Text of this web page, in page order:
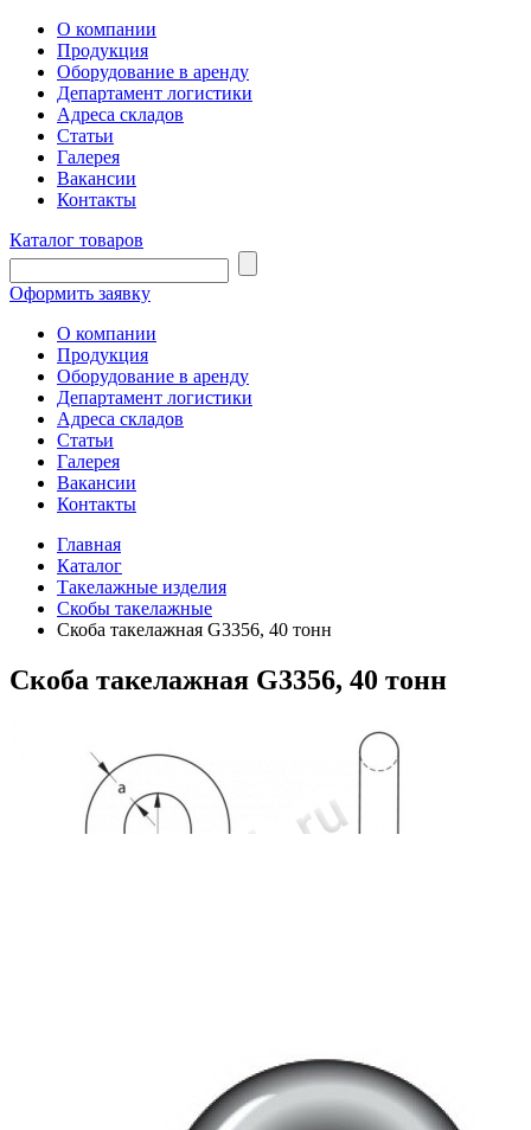
О компании
Продукция
Оборудование в аренду
Департамент логистики
Адреса складов
Статьи
Галерея
Вакансии
Контакты
Каталог товаров
Оформить заявку
О компании
Продукция
Оборудование в аренду
Департамент логистики
Адреса складов
Статьи
Галерея
Вакансии
Контакты
Главная
Каталог
Такелажные изделия
Скобы такелажные
Скоба такелажная G3356, 40 тонн
Скоба такелажная G3356, 40 тонн